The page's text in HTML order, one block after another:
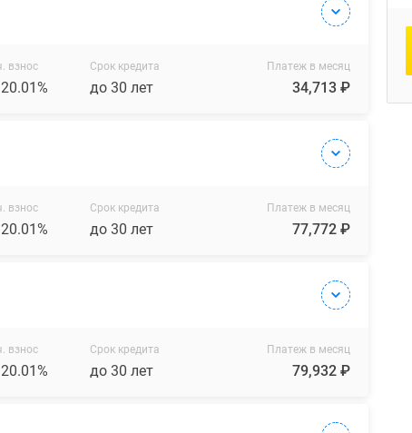
взнос Срок кредита
до 30 лет
Платеж в месяц
34,713 ₽
взнос Срок кредита
до 30 лет
Платеж в месяц
77,772 ₽
взнос Срок кредита
до 30 лет
Платеж в месяц
79,932 ₽